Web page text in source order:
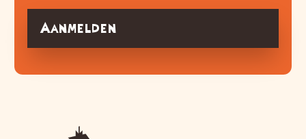
Aanmelden